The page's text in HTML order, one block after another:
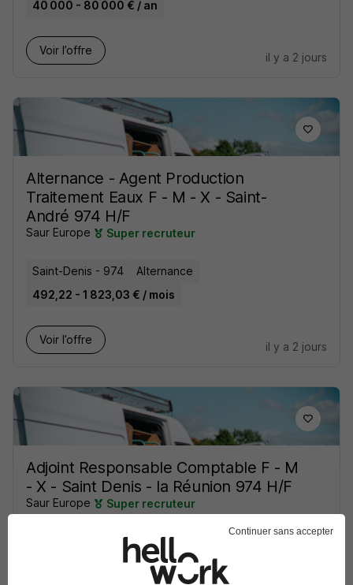
40 000 - 80 000 € / an
Voir l’offre
il y a 2 jours
Alternance - Agent Production
Traitement Eaux F - M - X - Saint-
André 974 H/F
Saur Europe Super recruteur
Saint-Denis - 974
Alternance
492,22 - 1 823,03 € / mois
Voir l’offre
il y a 2 jours
Adjoint Responsable Comptable F - M
- X - Saint Denis - la Réunion 974 H/F
Saur Europe Super recruteur
Saint-Denis - 974 CDI
Continuer sans accepter